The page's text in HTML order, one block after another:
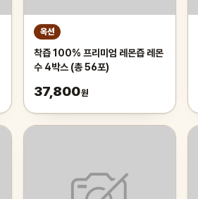
옥션
착즙 100% 프리미엄 레몬즙 레몬
수 4박스 (총 56포)
37,800원